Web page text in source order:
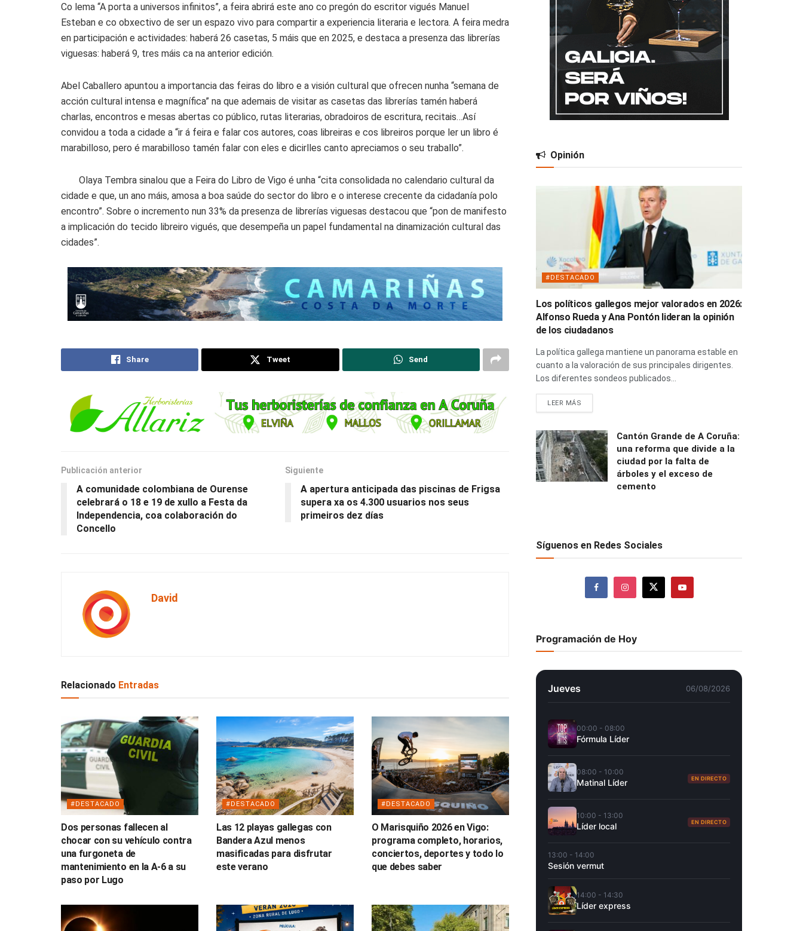
Co lema “A porta a universos infinitos”, a feira abrirá este ano co pregón do escritor vigués Manuel
Esteban e co obxectivo de ser un espazo vivo para compartir a experiencia literaria e lectora. A feira medra
en participación e actividades: haberá 26 casetas, 5 máis que en 2025, e destaca a presenza das librerías
viguesas: haberá 9, tres máis ca na anterior edición.
Abel Caballero apuntou a importancia das feiras do libro e a visión cultural que ofrecen nunha “semana de
acción cultural intensa e magnífica” na que ademais de visitar as casetas das librerías tamén haberá
charlas, encontros e mesas abertas co público, rutas literarias, obradoiros de escritura, recitais…Así
convidou a toda a cidade a “ir á feira e falar cos autores, coas libreiras e cos libreiros porque ler un libro é
marabilloso, pero é marabilloso tamén falar con eles e dicirlles canto apreciamos o seu traballo”.
Olaya Tembra sinalou que a Feira do Libro de Vigo é unha “cita consolidada no calendario cultural da
cidade e que, un ano máis, amosa a boa saúde do sector do libro e o interese crecente da cidadanía polo
encontro”. Sobre o incremento nun 33% da presenza de librerías viguesas destacou que “pon de manifesto
a implicación do tecido libreiro vigués, que desempeña un papel fundamental na dinamización cultural das
cidades”.
Share Tweet Send
Publicación anterior
A comunidade colombiana de Ourense
celebrará o 18 e 19 de xullo a Festa da
Independencia, coa colaboración do
Concello
Siguiente
A apertura anticipada das piscinas de Frigsa
supera xa os 4.300 usuarios nos seus
primeiros dez días
David
Relacionado Entradas
#DESTACADO
Dos personas fallecen al
chocar con su vehículo contra
una furgoneta de
mantenimiento en la A-6 a su
paso por Lugo
#DESTACADO
Las 12 playas gallegas con
Bandera Azul menos
masificadas para disfrutar
este verano
#DESTACADO
O Marisquiño 2026 en Vigo:
programa completo, horarios,
conciertos, deportes y todo lo
que debes saber
Opinión
#DESTACADO
Los políticos gallegos mejor valorados en 2026:
Alfonso Rueda y Ana Pontón lideran la opinión
de los ciudadanos
La política gallega mantiene un panorama estable en
cuanto a la valoración de sus principales dirigentes.
Los diferentes sondeos publicados...
LEER MÁS
Cantón Grande de A Coruña:
una reforma que divide a la
ciudad por la falta de
árboles y el exceso de
cemento
Síguenos en Redes Sociales
Programación de Hoy
Jueves 06/08/2026
00:00 - 08:00
Fórmula Líder
08:00 - 10:00
Matinal Líder EN DIRECTO
10:00 - 13:00
Líder local EN DIRECTO
13:00 - 14:00
Sesión vermut
14:00 - 14:30
Líder express